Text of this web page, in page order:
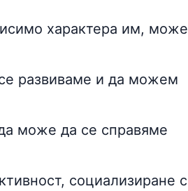
характера им, може
развиваме и да можем
може да се справяме
социализиране с